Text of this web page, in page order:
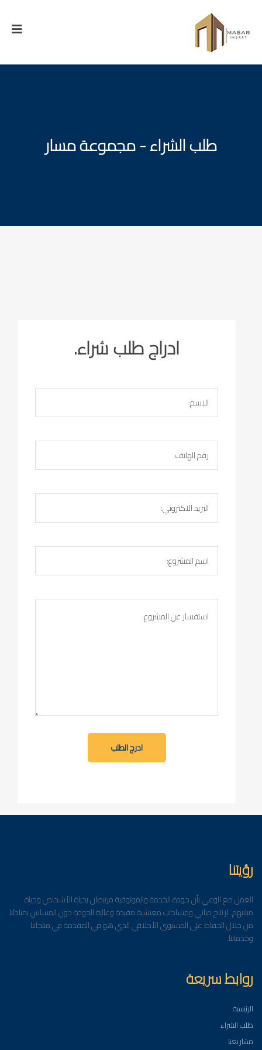
طلب الشراء - مجموعة مسار
ادراج طلب شراء.
رؤيتنا
العمل مع الوعي بأن جودة الخدمة والموثوقية مرتبطان بحياة الأشخاص وحياة
مبانيهم. لإنتاج مباني ومساحات معيشية مفيدة وعالية الجودة دون المساس بمبادئنا
من خلال الحفاظ على المستوى الأخلاقي الذي هو في المقدمة في منتجاتنا
وخدماتنا.
روابط سريعة
الرئيسية
طلب الشراء
مشاريعنا